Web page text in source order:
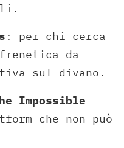
: per chi cerca
da
sul divano.
Impossible
che non può